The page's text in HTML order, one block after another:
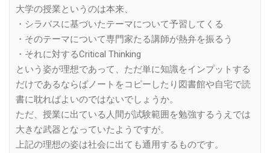
大学の授業というのは本来、
・シラバスに基づいたテーマについて予習してくる
・そのテーマについて専門家たる講師が熱弁を振るう
・それに対するCritical Thinking
という姿が理想であって、ただ単に知識をインプットする
だけであるならばノートをコピーしたり図書館や自宅で読
書に耽ればよいのではないでしょうか。
ただ、授業に出ている人間が試験範囲を勉強するうえでは
大きな武器となっていたようですが。
上記の理想の姿は社会に出ても通用するものです。